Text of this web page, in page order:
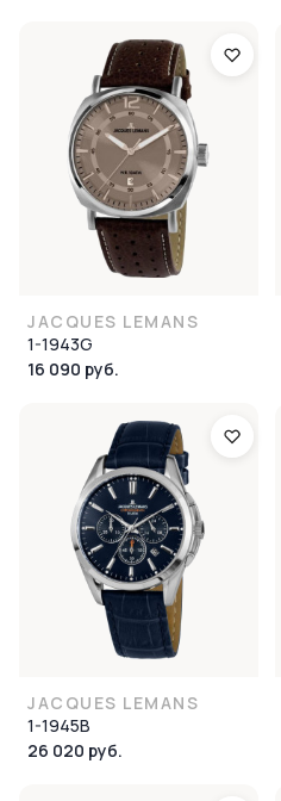
JACQUES LEMANS
1-1943G
16 090 руб.
JACQUES LEMANS
1-1945B
26 020 руб.